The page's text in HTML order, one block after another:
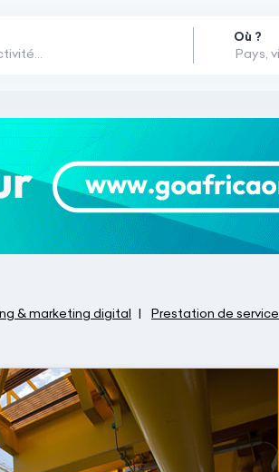
Où ?
& marketing digital Prestation de service